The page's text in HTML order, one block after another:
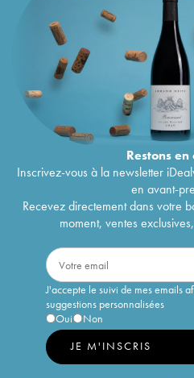
Restons en
Inscrivez-vous à la newsletter
en avant-
Recevez directement dans votre
moment, ventes
J'accepte le suivi de mes emails
suggestions personnalisées
Oui
Non
JE M'INSCRIS